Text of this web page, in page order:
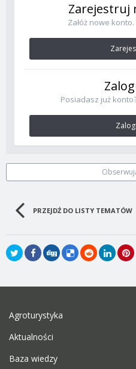
Zarejestruj
Załóż nowe
Posiadasz już
PRZEJDŹ DO LISTY TEMATÓW
Agroturystyka
Aktualności
Baza wiedzy